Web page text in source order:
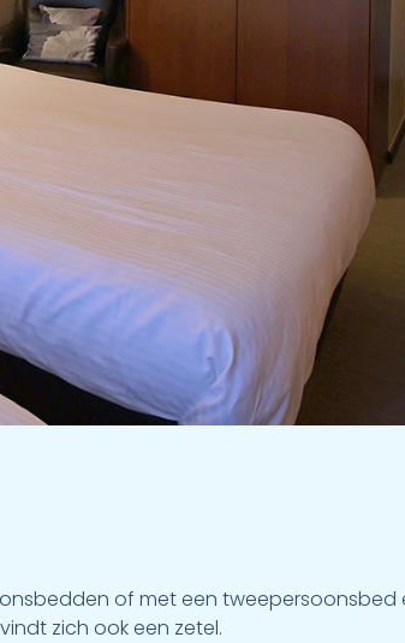
of met een tweepersoonsbed
zich ook een zetel.